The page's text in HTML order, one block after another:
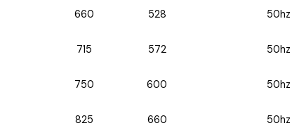
660 528 50hz
715 572 50hz
750 600 50hz
825 660 50hz